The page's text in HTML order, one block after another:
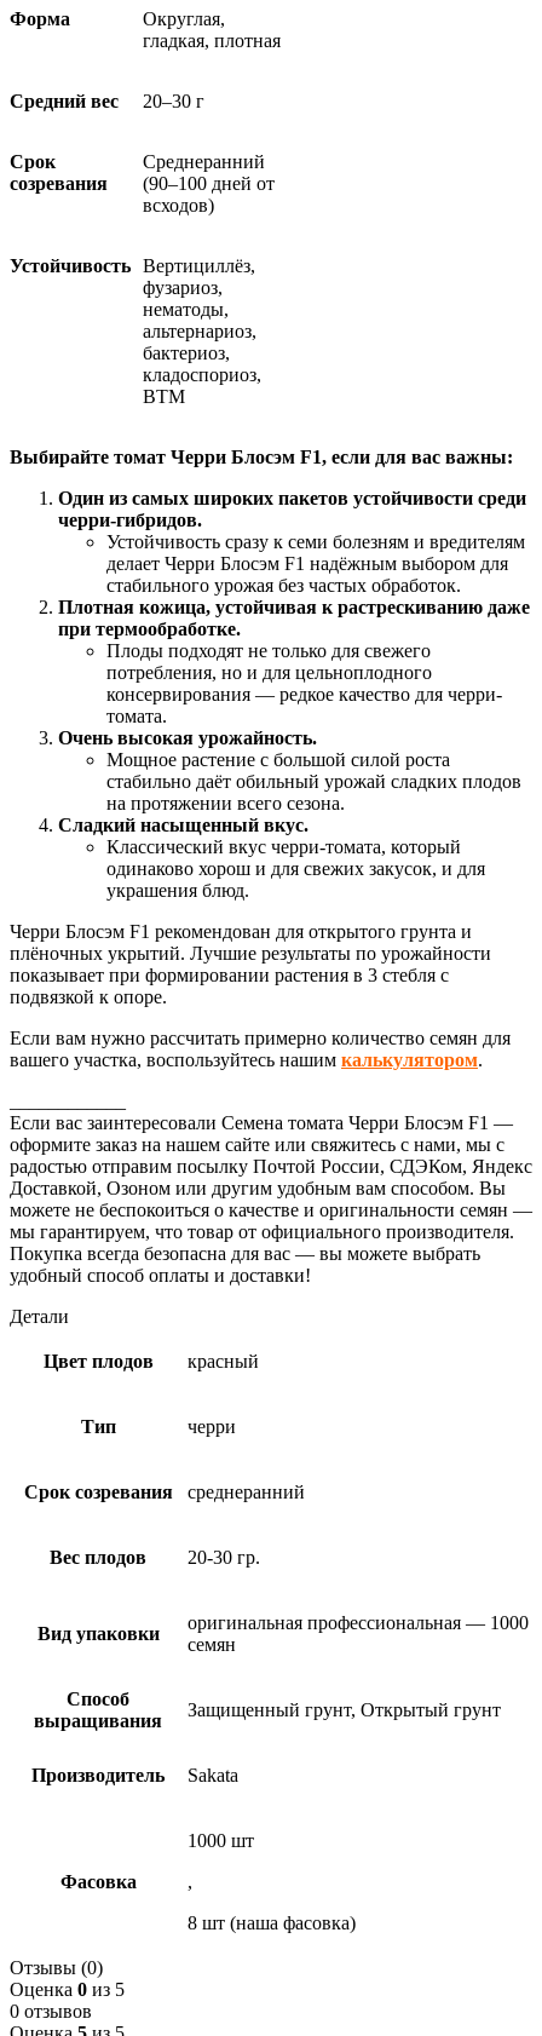
Форма
Округлая,
гладкая, плотная
Средний вес 20–30 г
Срок
созревания
Среднеранний
(90–100 дней от
всходов)
Устойчивость Вертициллёз,
фузариоз,
нематоды,
альтернариоз,
бактериоз,
кладоспориоз,
ВТМ
Выбирайте томат Черри Блосэм F1, если для вас важны:
Один из самых широких пакетов устойчивости среди
черри-гибридов.
Устойчивость сразу к семи болезням и вредителям
делает Черри Блосэм F1 надёжным выбором для
стабильного урожая без частых обработок.
Плотная кожица, устойчивая к растрескиванию даже
при термообработке.
Плоды подходят не только для свежего
потребления, но и для цельноплодного
консервирования — редкое качество для черри-
томата.
Очень высокая урожайность.
Мощное растение с большой силой роста
стабильно даёт обильный урожай сладких плодов
на протяжении всего сезона.
Сладкий насыщенный вкус.
Классический вкус черри-томата, который
одинаково хорош и для свежих закусок, и для
украшения блюд.
Черри Блосэм F1 рекомендован для открытого грунта и
плёночных укрытий. Лучшие результаты по урожайности
показывает при формировании растения в 3 стебля с
подвязкой к опоре.
Если вам нужно рассчитать примерно количество семян для
вашего участка, воспользуйтесь нашим калькулятором.
Если вас заинтересовали Семена томата Черри Блосэм F1 —
оформите заказ на нашем сайте или свяжитесь с нами, мы с
радостью отправим посылку Почтой России, СДЭКом, Яндекс
Доставкой, Озоном или другим удобным вам способом. Вы
можете не беспокоиться о качестве и оригинальности семян —
мы гарантируем, что товар от официального производителя.
Покупка всегда безопасна для вас — вы можете выбрать
удобный способ оплаты и доставки!
Детали
Цвет плодов красный
Тип черри
Срок созревания среднеранний
Вес плодов 20-30 гр.
Вид упаковки
оригинальная профессиональная — 1000
семян
Способ
выращивания
Защищенный грунт, Открытый грунт
Производитель Sakata
Фасовка
1000 шт
,
8 шт (наша фасовка)
Отзывы (0)
Оценка 0 из 5
0 отзывов